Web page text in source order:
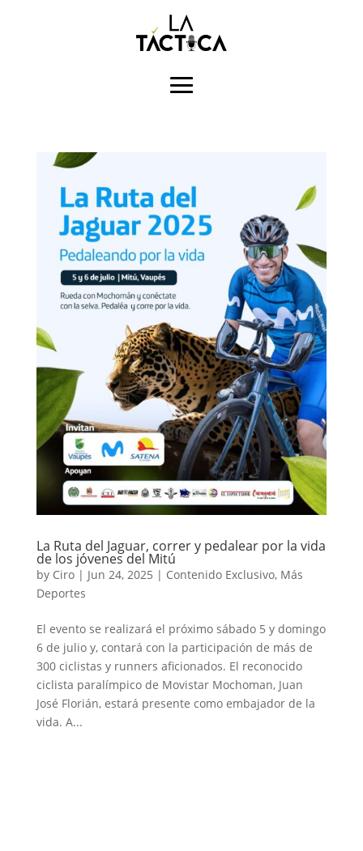
La Ruta del Jaguar, correr y pedalear por la vida
de los jóvenes del Mitú
by Ciro| Jun 24, 2025 | Contenido Exclusivo, Más
Deportes
El evento se realizará el próximo sábado 5 y domingo
6 de julio y, contará con la participación de más de
300 ciclistas y runners aficionados. El reconocido
ciclista paralímpico de Movistar Mochoman, Juan
José Florián, estará presente como embajador de la
vida. A...